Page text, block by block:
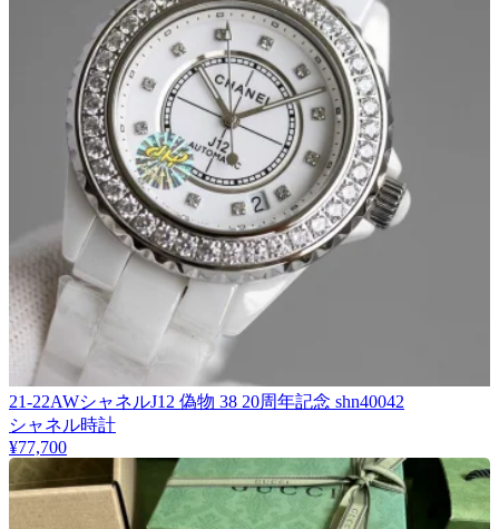
21-22AWシャネルJ12 偽物 38 20周年記念 shn40042
シャネル時計
¥77,700